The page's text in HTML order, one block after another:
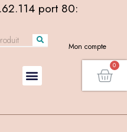
port 80:
Mon compte